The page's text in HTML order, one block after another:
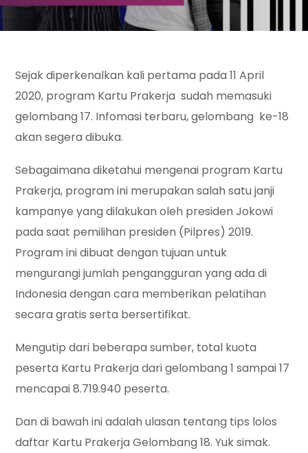
Sejak diperkenalkan kali pertama pada 11 April
2020, program Kartu Prakerja sudah memasuki
gelombang 17. Infomasi terbaru, gelombang ke-18
akan segera dibuka.
Sebagaimana diketahui mengenai program Kartu
Prakerja, program ini merupakan salah satu janji
kampanye yang dilakukan oleh presiden Jokowi
pada saat pemilihan presiden (Pilpres) 2019.
Program ini dibuat dengan tujuan untuk
mengurangi jumlah pengangguran yang ada di
Indonesia dengan cara memberikan pelatihan
secara gratis serta bersertifikat.
Mengutip dari beberapa sumber, total kuota
peserta Kartu Prakerja dari gelombang 1 sampai 17
mencapai 8.719.940 peserta.
Dan di bawah ini adalah ulasan tentang tips lolos
daftar Kartu Prakerja Gelombang 18. Yuk simak.